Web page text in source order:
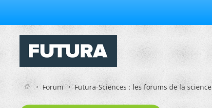
Forum Futura-Sciences : les forums de la science